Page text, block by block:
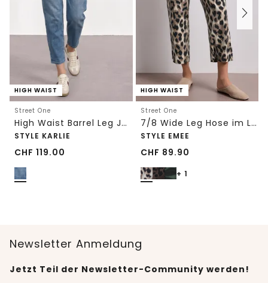
HIGH WAIST
Street One
High Waist Barrel Leg Jeans im Loose Fit
STYLE KARLIE
CHF 119.00
HIGH WAIST
Street One
7/8 Wide Leg Hose im Loose Fit mit Print
STYLE EMEE
CHF 89.90
+ 1
Newsletter Anmeldung
Jetzt Teil der Newsletter-Community werden!